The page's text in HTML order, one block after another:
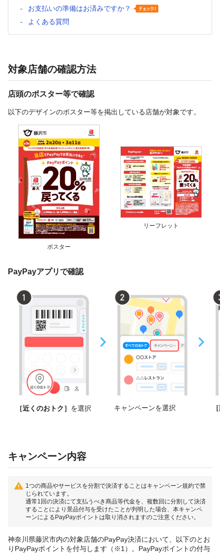
お支払いの準備はお済みですか？
よくある質問
対象店舗の確認方法
店頭のポスター等で確認
以下のデザインのポスター等を掲出している店舗が対象です。
ポスター
リーフレット
PayPayアプリで確認
［近くのおトク］ を選択 キャンペーンを選択
キャンペーン内容
1つの商品やサービスを分割で決済することはキャンペーン規約で禁
じられています。
通常1回の決済にて支払うべき商品等代金を、複数回に分割して決済
することにより景品付与を受けたことが判明した場合、本キャンペ
ーンによるPayPayポイントは取り消されますのご注意ください。
神奈川県藤沢市内の対象店舗のPayPay決済において、以下のとお
りPayPayポイントを付与します（※1）。PayPayポイントの付与